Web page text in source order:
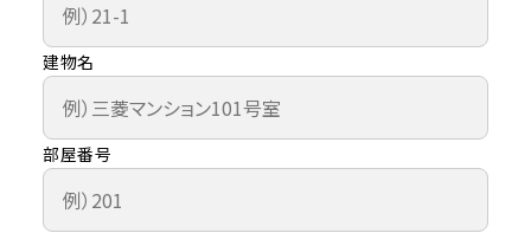
建物名
部屋番号